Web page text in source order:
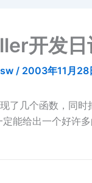
开发
/ 2003年11月28
了几个函数，同时
能给出一个好许